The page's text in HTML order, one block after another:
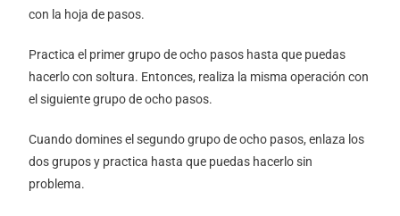
con la hoja de pasos.
Practica el primer grupo de ocho pasos hasta que puedas
hacerlo con soltura. Entonces, realiza la misma operación con
el siguiente grupo de ocho pasos.
Cuando domines el segundo grupo de ocho pasos, enlaza los
dos grupos y practica hasta que puedas hacerlo sin
problema.